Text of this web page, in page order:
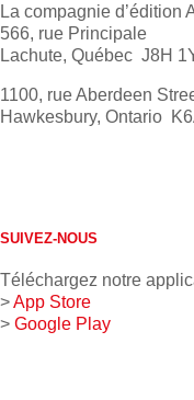
La compagnie d’édition
566, rue Principale
Lachute, Québec J8H
1100, rue Aberdeen
Hawkesbury, Ontario
SUIVEZ-NOUS
Téléchargez notre
>App Store
> Google Play